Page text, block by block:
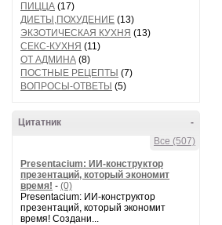
ПИЦЦА (17)
ДИЕТЫ,ПОХУДЕНИЕ (13)
ЭКЗОТИЧЕСКАЯ КУХНЯ (13)
СЕКС-КУХНЯ (11)
ОТ АДМИНА (8)
ПОСТНЫЕ РЕЦЕПТЫ (7)
ВОПРОСЫ-ОТВЕТЫ (5)
-
Цитатник
Все (507)
Presentacium: ИИ‑конструктор
презентаций, который экономит
время! - (0)
Presentacium: ИИ‑конструктор
презентаций, который экономит
время! Создани...